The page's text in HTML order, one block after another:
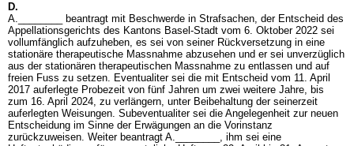
D.
A.________ beantragt mit Beschwerde in Strafsachen, der Entscheid des
Appellationsgerichts des Kantons Basel-Stadt vom 6. Oktober 2022 sei
vollumfänglich aufzuheben, es sei von seiner Rückversetzung in eine
stationäre therapeutische Massnahme abzusehen und er sei unverzüglich
aus der stationären therapeutischen Massnahme zu entlassen und auf
freien Fuss zu setzen. Eventualiter sei die mit Entscheid vom 11. April
2017 auferlegte Probezeit von fünf Jahren um zwei weitere Jahre, bis
zum 16. April 2024, zu verlängern, unter Beibehaltung der seinerzeit
auferlegten Weisungen. Subeventualiter sei die Angelegenheit zur neuen
Entscheidung im Sinne der Erwägungen an die Vorinstanz
zurückzuweisen. Weiter beantragt A.________, ihm sei eine